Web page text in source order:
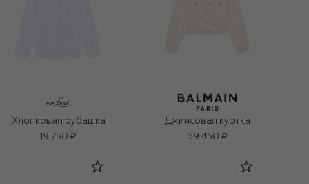
Хлопковая рубашка
19 750 ₽
Джинсовая куртка
59 450 ₽